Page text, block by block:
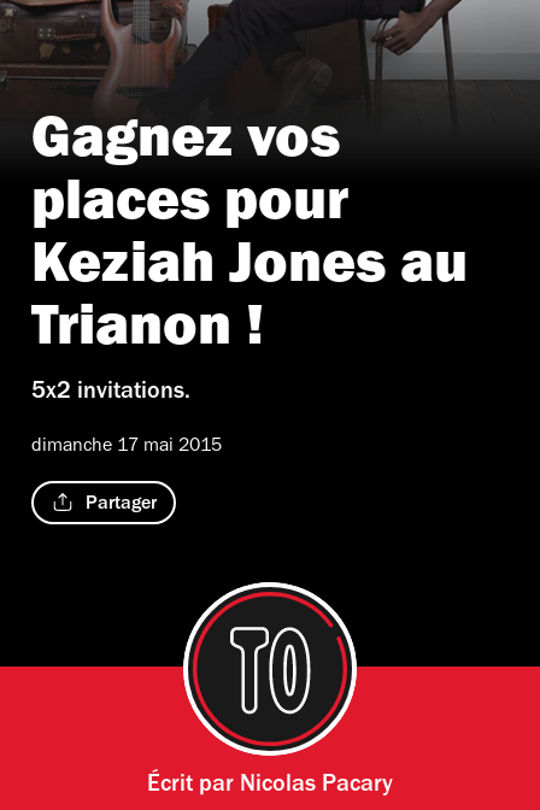
Gagnez vos
places pour
Keziah Jones au
Trianon !
5x2 invitations.
dimanche 17 mai 2015
Partager
Écrit par Nicolas Pacary